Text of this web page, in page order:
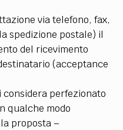
via telefono, fax,
spedizione postale) il
del ricevimento
(acceptance
perfezionato
qualche modo
proposta –